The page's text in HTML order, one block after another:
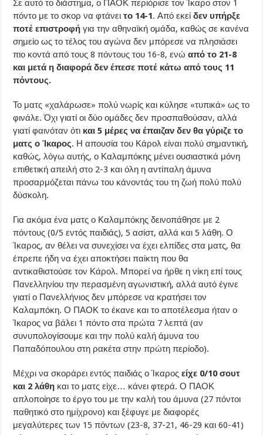
Σε αυτό το διάστημα, ο ΠΑΟΚ περιόρισε τον Ίκαρο στον 1
πόντο με το σκορ να φτάνειτο 14-1. Από εκείδεν υπήρξε
ποτέ επιστροφή για την αθηναϊκή ομάδα, καθώς σε κανένα
σημείο ως το τέλος του αγώνα δεν μπόρεσε να πλησιάσει
πιο κοντά από τους 8 πόντους του 16-8, ενώαπό το 21-8
και μετά η διαφορά δεν έπεσε ποτέ κάτω από τους 11
πόντους.
Το ματς «χαλάρωσε» πολύ νωρίς και κύλησε «τυπικά» ως το
φινάλε. Όχι γιατί οι δύο ομάδες δεν προσπαθούσαν, αλλά
γιατί φαινόταν ότι και 5 μέρες να έπαιζαν δεν θα γύριζε το
ματς ο Ίκαρος. Η απουσία του Κάρολ είναι πολύ σημαντική,
καθώς, λόγω αυτής, ο Καλαμπόκης μένει ουσιαστικά μόνη
επιθετική απειλή στο 2-3 και όλη η αντίπαλη άμυνα
προσαρμόζεται πάνω του κάνοντάς του τη ζωή πολύ πολύ
δύσκολη.
Για ακόμα ένα ματς ο Καλαμπόκης δεινοπάθησε με 2
πόντους (0/5 εντός παιδιάς), 5 ασίστ, αλλά και 5 λάθη. Ο
Ίκαρος, αν θέλει να συνεχίσει να έχει ελπίδες στα ματς, θα
έπρεπε ήδη να έχει αποκτήσει παίκτη που θα
αντικαθιστούσε τον Κάρολ. Μπορεί να ήρθε η νίκη επί τους
Πανελληνίου την περασμένη αγωνιστική, αλλά αυτό έγινε
γιατί ο Πανελλήνιος δεν μπόρεσε να κρατήσει τον
Καλαμπόκη. Ο ΠΑΟΚ το έκανε και το αποτέλεσμα ήταν ο
Ίκαρος να βάλει 1 πόντο στα πρώτα 7 λεπτά (αν
συνυπολογίσουμε και την πολύ καλή άμυνα του
Παπαδόπουλου στη ρακέτα στην πρώτη περίοδο).
Μέχρι να σκοράρει εντός παιδιάς ο Ίκαροςείχε 0/10 σουτ
και 2 λάθη και το ματς είχε… κάνει φτερά. Ο ΠΑΟΚ
απλοποίησε το έργο του με την καλή του άμυνα (27 πόντοι
παθητικό στο ημίχρονο) και ξέφυγε με διαφορές
μεγαλύτερες των 15 πόντων (23-8, 37-21, 46-29 και 60-41)